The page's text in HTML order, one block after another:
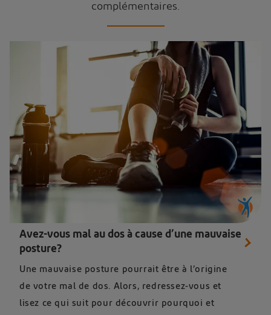
complémentaires.
Avez-vous mal au dos à cause d’une mauvaise
posture?
Une mauvaise posture pourrait être à l’origine
de votre mal de dos. Alors, redressez-vous et
lisez ce qui suit pour découvrir pourquoi et